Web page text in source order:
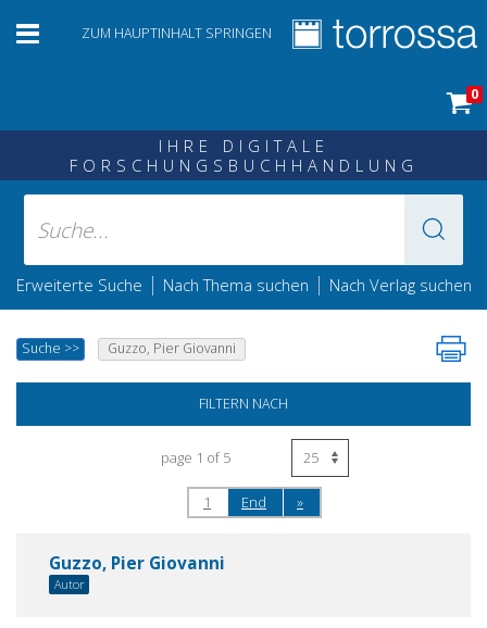
ZUM HAUPTINHALT SPRINGEN
0
IHRE DIGITALE
FORSCHUNGSBUCHHANDLUNG
Erweiterte Suche | Nach Thema suchen | Nach Verlag suchen
Suche >> Guzzo, Pier Giovanni
FILTERN NACH
page 1 of 5
1 End »
Guzzo, Pier Giovanni
Autor